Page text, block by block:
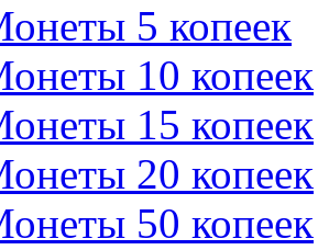
5 копеек
10 копеек
15 копеек
20 копеек
50 копеек